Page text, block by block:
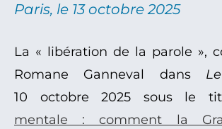
Paris, le 13 octobre 2025
La « libération de la parole »,
Romane Ganneval dans
10 octobre 2025 sous le
mentale : comment la